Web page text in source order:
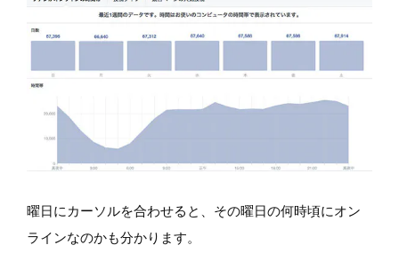
曜日にカーソルを合わせると、その曜日の何時頃にオン
ラインなのかも分かります。